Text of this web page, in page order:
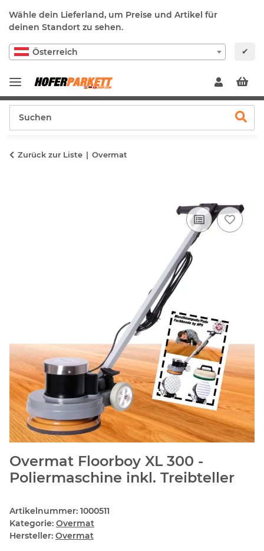
Wähle dein Lieferland, um Preise und Artikel für
deinen Standort zu sehen.
Österreich ✔
Zurück zur Liste Overmat
Overmat Floorboy XL 300 -
Poliermaschine inkl. Treibteller
Artikelnummer: 1000511
Kategorie: Overmat
Hersteller: Overmat